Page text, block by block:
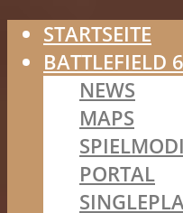
STARTSEITE
BATTLEFIELD 6
NEWS
MAPS
SPIELMODI
PORTAL